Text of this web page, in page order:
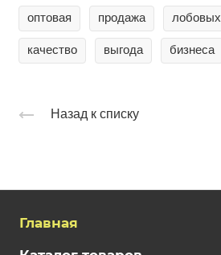
оптовая продажа лобовых
качество выгода бизнеса
Назад к списку
Главная